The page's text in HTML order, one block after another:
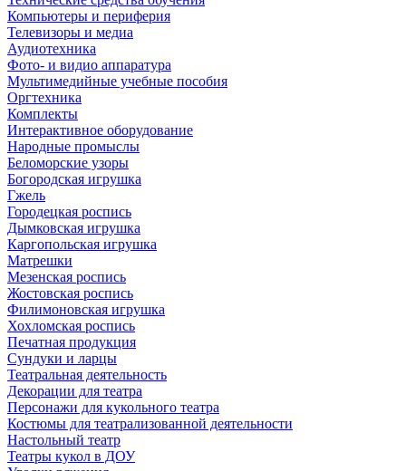
Компьютеры и периферия
Телевизоры и медиа
Аудиотехника
Фото- и видио аппаратура
Мультимедийные учебные пособия
Оргтехника
Комплекты
Интерактивное оборудование
Народные промыслы
Беломорские узоры
Богородская игрушка
Гжель
Городецкая роспись
Дымковская игрушка
Каргопольская игрушка
Матрешки
Мезенская роспись
Жостовская роспись
Филимоновская игрушка
Хохломская роспись
Печатная продукция
Сундуки и ларцы
Театральная деятельность
Декорации для театра
Персонажи для кукольного театра
Костюмы для театрализованной деятельности
Настольный театр
Театры кукол в ДОУ